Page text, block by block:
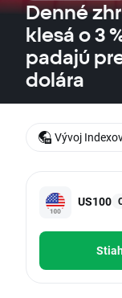
Denné
klesá o 3
padajú
dolára
US100
Vývoj